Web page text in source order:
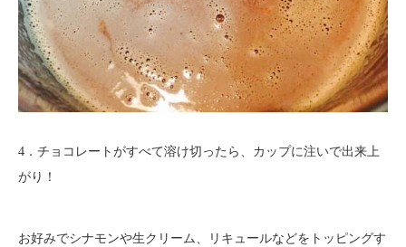
4．チョコレートがすべて溶け切ったら、カップに注いで出来上
がり！
お好みでシナモンや生クリーム、リキュールなどをトッピングす